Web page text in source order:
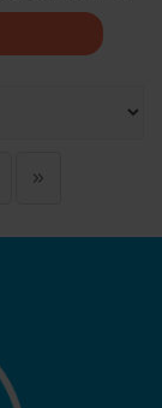
»